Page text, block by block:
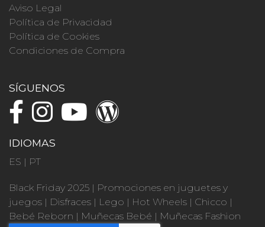
Aviso Legal
Política de Privacidad
Política de Cookies
Condiciones de Compra
SÍGUENOS
IDIOMAS
ES | PT
Black Friday 2025 | Promociones en juguetes y
juegos | Disfraces | Lego | Hot Wheels | Chicco |
Bebé Reborn | Muñecas Bebé | Muñecas Fashion